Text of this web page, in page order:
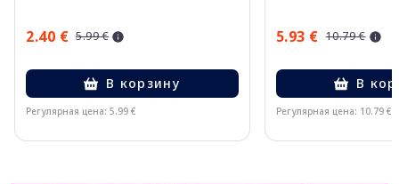
2.40 € 5.99 €
В корзину
Регулярная цена: 5.99 €
5.93 € 10.79 €
В
Регулярная цена: 10.79 €